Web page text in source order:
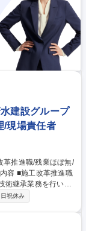
建設グループ
/現場責任者
術継承業務を行いま
産性の向上を図る業
にも携わっていっ
祝休み